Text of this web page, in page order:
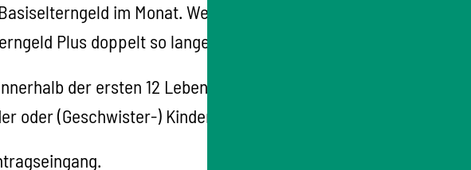
im Monat. Wenn Sie sich für Elterngeld Plus
Plus doppelt so lange.
der ersten 12 Lebensmonate und nur für einen
oder (Geschwister-) Kinder mit Behinderung.